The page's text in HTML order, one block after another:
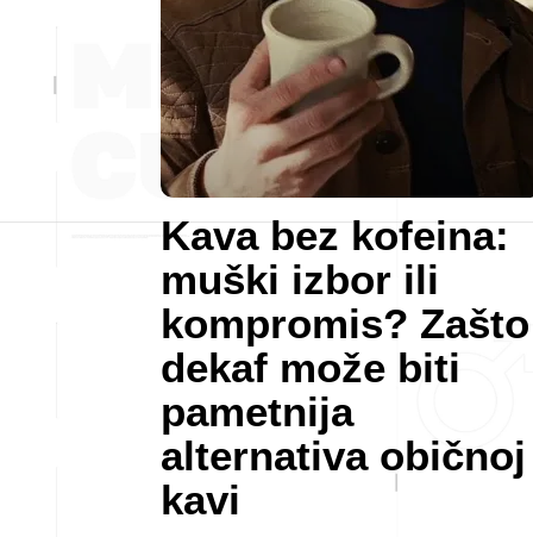
Kava bez kofeina:
muški izbor ili
kompromis? Zašto
dekaf može biti
pametnija
alternativa običnoj
kavi